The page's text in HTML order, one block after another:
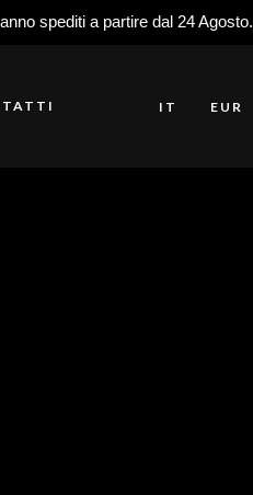
spediti a partire dal 24 Agosto.
IT EUR